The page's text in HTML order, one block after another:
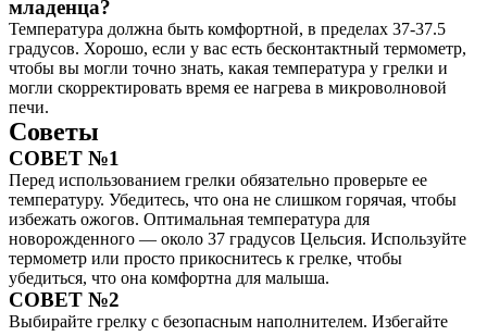
младенца?
Температура должна быть комфортной, в пределах 37-37.5
градусов. Хорошо, если у вас есть бесконтактный термометр,
чтобы вы могли точно знать, какая температура у грелки и
могли скорректировать время ее нагрева в микроволновой
печи.
Советы
СОВЕТ №1
Перед использованием грелки обязательно проверьте ее
температуру. Убедитесь, что она не слишком горячая, чтобы
избежать ожогов. Оптимальная температура для
новорожденного — около 37 градусов Цельсия. Используйте
термометр или просто прикоснитесь к грелке, чтобы
убедиться, что она комфортна для малыша.
СОВЕТ №2
Выбирайте грелку с безопасным наполнителем. Избегайте